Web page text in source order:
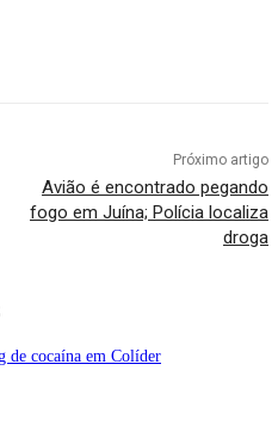
Próximo artigo
Avião é encontrado pegando
fogo em Juína; Polícia localiza
droga
de cocaína em Colíder